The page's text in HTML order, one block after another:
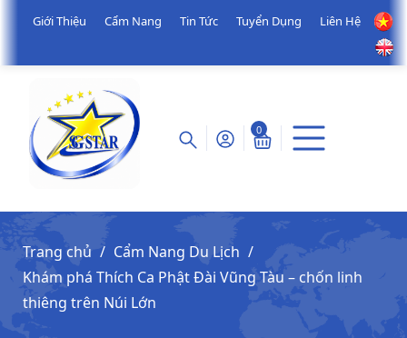
Giới Thiệu Cẩm Nang Tin Tức Tuyển Dụng Liên Hệ
0
Trang chủ
Cẩm Nang Du Lịch
Khám phá Thích Ca Phật Đài Vũng Tàu – chốn linh
thiêng trên Núi Lớn